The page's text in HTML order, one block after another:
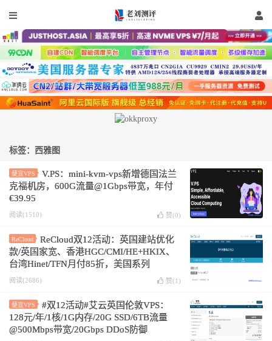
标签：西雅图
便宜VPS
V.PS：mini-kvm-vps新增德国法兰
克福机房，600G流量@1Gbps带宽，年付
€39.95
阅读(1510) 赞(0)
ReCloud
ReCloud双12活动：英国建站优化
款/英国家宽、香港HGC/CMI/HE+HKIX、
台湾Hinet/TFN月付85折，美国系列
VPS（BGP/NTT/CERA）月付7折！
阅读(2686) 赞(1 )
便宜VPS
#双12活动#艾云英国伦敦VPS：
128元/年/1核/1G内存/20G SSD/6TB流量
@500Mbps带宽/20Gbps DDoS防御